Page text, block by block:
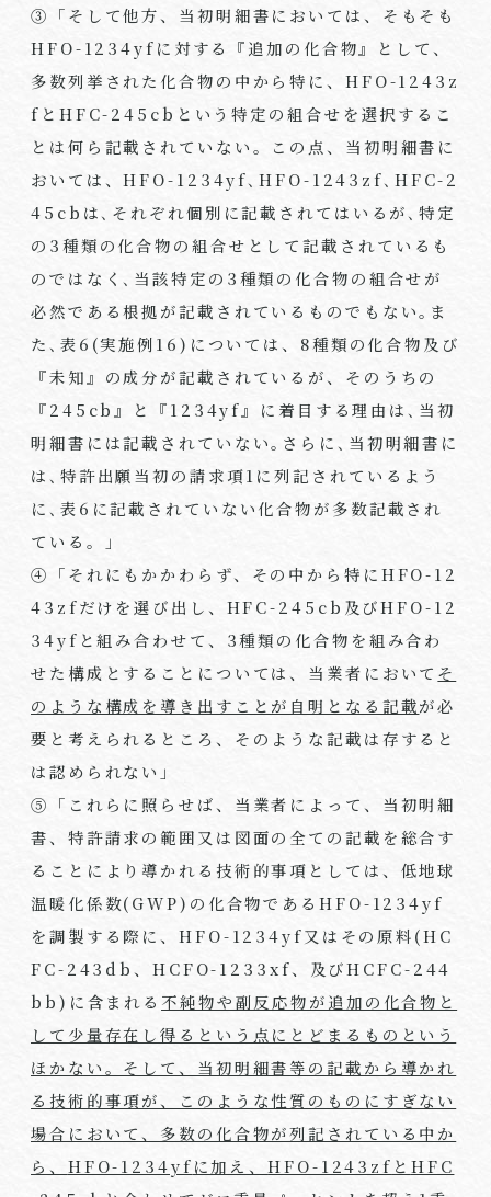
③「そして他方、当初明細書においては、そもそも
HFO-1234yfに対する『追加の化合物』として、
多数列挙された化合物の中から特に、 HFO-1243z
f と HFC-245cb という特定の組合せを選択するこ
とは何ら記載されていない。この点、当初明細書に
おいては、HFO-1234yf､HFO-1243zf､ HFC-2
45cb は､それぞれ個別に記載されてはいるが､特定
の 3種類の化合物の組合せとして記載されているも
のではなく､当該特定の 3種類の化合物の組合せが
必然である根拠が記載されているものでもない｡ま
た､表6(実施例16) については、 8種類の化合物及び
『未知』の成分が記載されているが、そのうちの
『245cb』と『1234yf』に着目する理由は､当初
明細書には記載されていない｡さらに､当初明細書に
は､特許出願当初の請求項1に列記されているよう
に､表6 に記載されていない化合物が多数記載され
ている。」
④「それにもかかわらず、その中から特にHFO-12
43zfだけを選び出し、 HFC-245cb 及びHFO-12
34yf と組み合わせて、 3種類の化合物を組み合わ
せた構成とすることについては、当業者において そ
のような構成を導き出すことが自明となる記載が必
要と考えられるところ、そのような記載は存すると
は認められない」
⑤「これらに照らせば、当業者によって、当初明細
書、特許請求の範囲又は図面の全ての記載を総合す
ることにより導かれる技術的事項としては、低地球
温暖化係数(GWP) の化合物である HFO-1234yf
を調製する際に、HFO-1234yf又はその原料(HC
FC-243db、 HCFO-1233xf、及びHCFC-244
bb) に含まれる 不純物や副反応物が追加の化合物と
して少量存在し得るという点にとどまるものという
ほかない。そして、当初明細書等の記載から導かれ
る技術的事項が、このような性質のものにすぎない
場合において、多数の化合物が列記されている中か
ら、 HFO-1234yfに加え、HFO-1243zf と HFC